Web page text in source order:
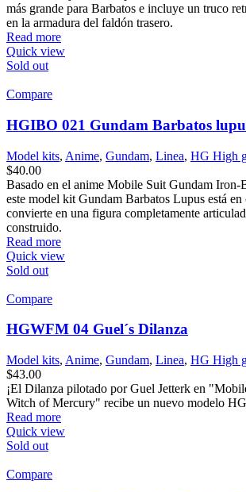
más grande para Barbatos e incluye un truco
en la armadura del faldón trasero.
Read more
Quick view
Sold out
Compare
HGIBO 021 Gundam Barbatos
Model kits, Anime, Gundam, Linea, HG High
$40.00
Basado en el anime Mobile Suit Gundam Iron-
este model kit Gundam Barbatos Lupus está en
convierte en una figura completamente
construido.
Read more
Quick view
Sold out
Compare
HGWFM 04 Guel´s Dilanza
Model kits, Anime, Gundam, Linea, HG High
$43.00
¡El Dilanza pilotado por Guel Jetterk en
Witch of Mercury" recibe un nuevo modelo
Read more
Quick view
Sold out
Compare